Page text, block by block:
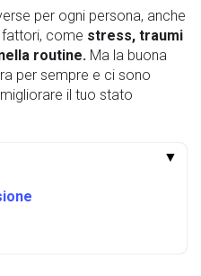
per ogni persona, anche
come stress, traumi
routine. Ma la buona
per sempre e ci sono
il tuo stato
▼